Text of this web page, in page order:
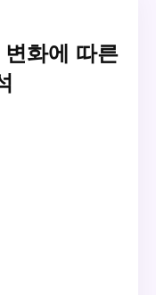
화에 따른